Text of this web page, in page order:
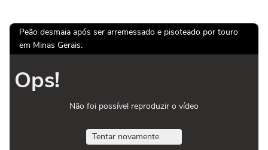
Peão desmaia após ser arremessado e pisoteado por touro
em Minas Gerais:
Ops!
Não foi possível reproduzir o vídeo
Tentar novamente